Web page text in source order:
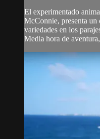
El experimentado
McConnie, presenta un
variedades en los
Media hora de